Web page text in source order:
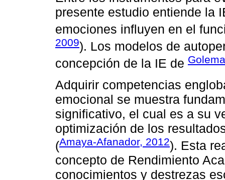
presente estudio entiende la
emociones influyen en el
2009). Los modelos de
concepción de la IE de
Adquirir competencias
emocional se muestra
significativo, el cual es a su
optimización de los
(Amaya-Afanador, 2012). Esta
concepto de Rendimiento
conocimientos y destrezas